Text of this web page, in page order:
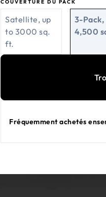
COUVERTURE DU PACK
Satellite, up
to 3000 sq.
ft.
3-Pack,
4,500
Fréquemment achetés